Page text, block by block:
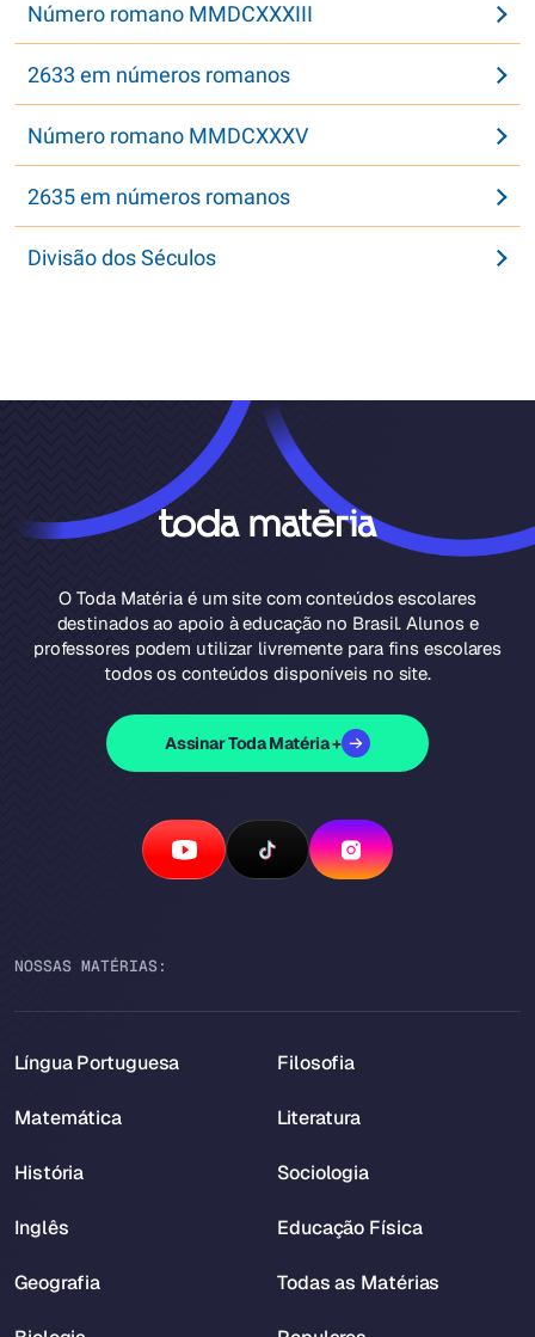
Número romano MMDCXXXIII
2633 em números romanos
Número romano MMDCXXXV
2635 em números romanos
Divisão dos Séculos
O Toda Matéria é um site com conteúdos escolares
destinados ao apoio à educação no Brasil. Alunos e
professores podem utilizar livremente para fins escolares
todos os conteúdos disponíveis no site.
Assinar Toda Matéria +
NOSSAS MATÉRIAS:
Língua Portuguesa
Matemática
História
Inglês
Geografia
Filosofia
Literatura
Sociologia
Educação Física
Todas as Matérias